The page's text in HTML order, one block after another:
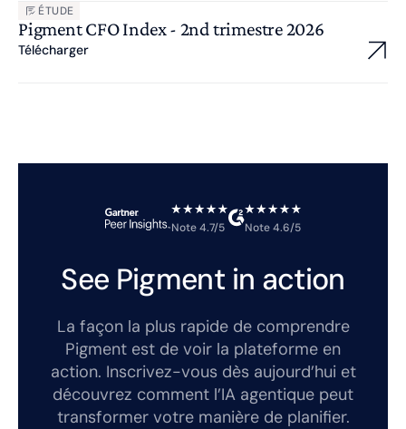
ÉTUDE
Pigment CFO Index - 2nd trimestre 2026
Télécharger
Note 4.7/5 Note 4.6/5
See Pigment in action
La façon la plus rapide de comprendre
Pigment est de voir la plateforme en
action. Inscrivez-vous dès aujourd’hui et
découvrez comment l’IA agentique peut
transformer votre manière de planifier.